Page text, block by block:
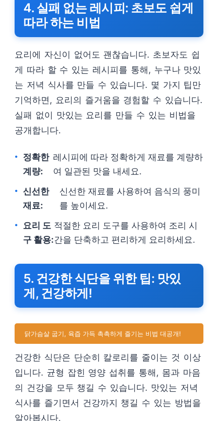
4. 실패 없는 레시피: 초보도 쉽게
따라 하는 비법
요리에 자신이 없어도 괜찮습니다. 초보자도 쉽
게 따라 할 수 있는 레시피를 통해, 누구나 맛있
는 저녁 식사를 만들 수 있습니다. 몇 가지 팁만
기억하면, 요리의 즐거움을 경험할 수 있습니다.
실패 없이 맛있는 요리를 만들 수 있는 비법을
공개합니다.
정확한
계량:
레시피에 따라 정확하게 재료를 계량하
여 일관된 맛을 내세요.
신선한
재료:
신선한 재료를 사용하여 음식의 풍미
를 높이세요.
요리 도
구 활용:
적절한 요리 도구를 사용하여 조리 시
간을 단축하고 편리하게 요리하세요.
5. 건강한 식단을 위한 팁: 맛있
게, 건강하게!
닭가슴살 굽기, 육즙 가득 촉촉하게 즐기는 비법 대공개!
건강한 식단은 단순히 칼로리를 줄이는 것 이상
입니다. 균형 잡힌 영양 섭취를 통해, 몸과 마음
의 건강을 모두 챙길 수 있습니다. 맛있는 저녁
식사를 즐기면서 건강까지 챙길 수 있는 방법을
알아봅시다.